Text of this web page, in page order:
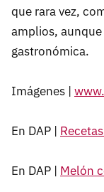
que rara vez,
amplios,
gastronómica.
Imágenes |
En DAP |
En DAP | Melón